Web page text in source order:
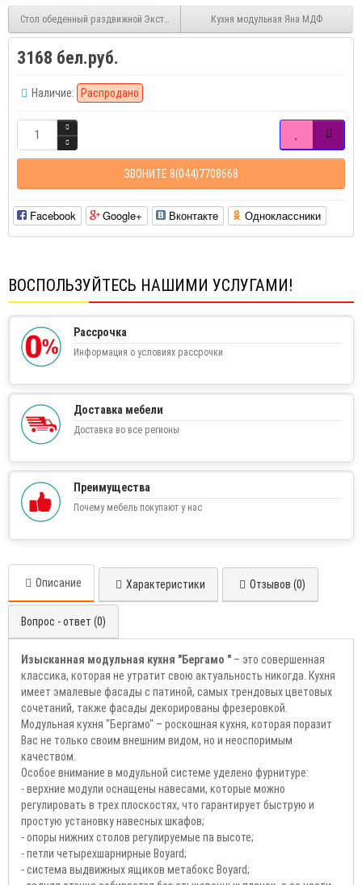
Стол обеденный раздвижной Экстра 2 АзалияКухня модульная Яна МДФ
3168 бел.руб.
Наличие: Распродано
ЗВОНИТЕ 8(044)7708668
Facebook Google+ Вконтакте Одноклассники
ВОСПОЛЬЗУЙТЕСЬ НАШИМИ УСЛУГАМИ!
Рассрочка
Информация о условиях рассрочки
Доставка мебели
Доставка во все регионы
Преимущества
Почему мебель покупают у нас
Описание Характеристики Отзывов (0)
Вопрос - ответ (0)
Изысканная модульная кухня "Бергамо " – это совершенная
классика, которая не утратит свою актуальность никогда. Кухня
имеет эмалевые фасады с патиной, самых трендовых цветовых
сочетаний, также фасады декорированы фрезеровкой.
Модульная кухня "Бергамо" – роскошная кухня, которая поразит
Вас не только своим внешним видом, но и неоспоримым
качеством.
Особое внимание в модульной системе уделено фурнитуре:
- верхние модули оснащены навесами, которые можно
регулировать в трех плоскостях, что гарантирует быструю и
простую установку навесных шкафов;
- опоры нижних столов регулируемые па высоте;
- петли четырехшарнирные Boyard;
- система выдвижных ящиков метабокс Boyard;